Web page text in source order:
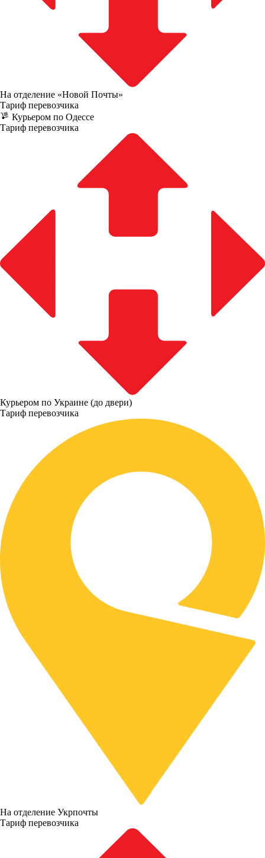
На отделение «Новой Почты»
Тариф перевозчика
Курьером по Одессе
Тариф перевозчика
Курьером по Украине (до двери)
Тариф перевозчика
На отделение Укрпочты
Тариф перевозчика